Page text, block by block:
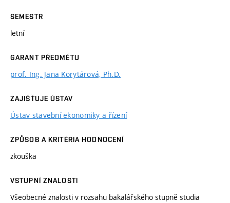
SEMESTR
letní
GARANT PŘEDMĚTU
prof. Ing. Jana Korytárová, Ph.D.
ZAJIŠŤUJE ÚSTAV
Ústav stavební ekonomiky a řízení
ZPŮSOB A KRITÉRIA HODNOCENÍ
zkouška
VSTUPNÍ ZNALOSTI
Všeobecné znalosti v rozsahu bakalářského stupně studia